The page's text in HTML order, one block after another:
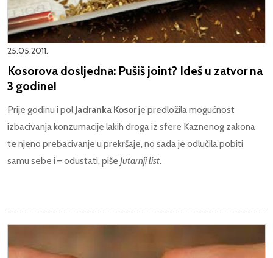
25.05.2011.
Kosorova dosljedna: Pušiš joint? Ideš u zatvor na
3 godine!
Prije godinu i polJadranka Kosorje predložila mogućnost
izbacivanja konzumacije lakih droga iz sfere Kaznenog zakona
te njeno prebacivanje u prekršaje, no sada je odlučila pobiti
samu sebe i – odustati, piše Jutarnji list.